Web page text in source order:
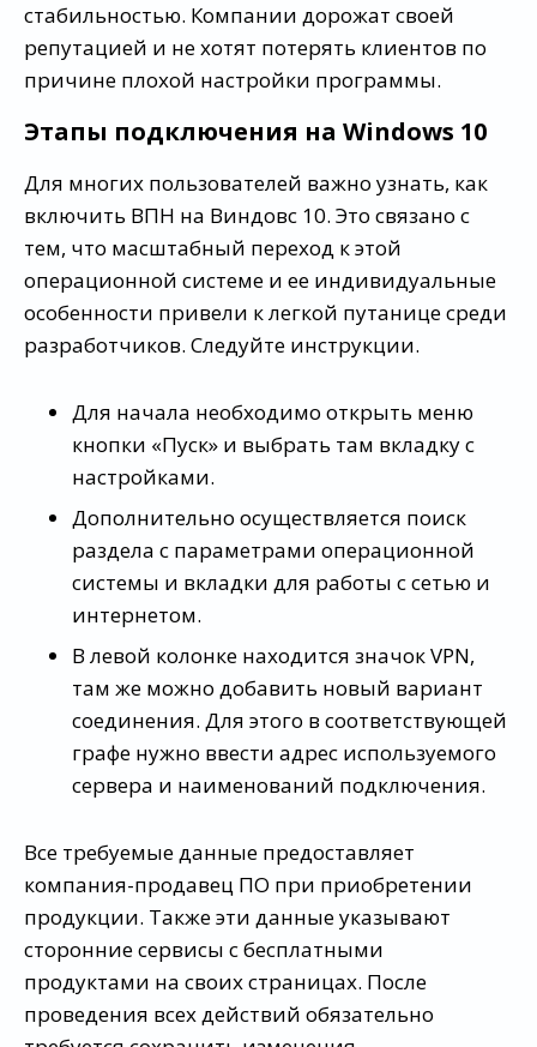
стабильностью. Компании дорожат своей
репутацией и не хотят потерять клиентов по
причине плохой настройки программы.
Этапы подключения на Windows 10
Для многих пользователей важно узнать, как
включить ВПН на Виндовс 10. Это связано с
тем, что масштабный переход к этой
операционной системе и ее индивидуальные
особенности привели к легкой путанице среди
разработчиков. Следуйте инструкции.
Для начала необходимо открыть меню
кнопки «Пуск» и выбрать там вкладку с
настройками.
Дополнительно осуществляется поиск
раздела с параметрами операционной
системы и вкладки для работы с сетью и
интернетом.
В левой колонке находится значок VPN,
там же можно добавить новый вариант
соединения. Для этого в соответствующей
графе нужно ввести адрес используемого
сервера и наименований подключения.
Все требуемые данные предоставляет
компания-продавец ПО при приобретении
продукции. Также эти данные указывают
сторонние сервисы с бесплатными
продуктами на своих страницах. После
проведения всех действий обязательно